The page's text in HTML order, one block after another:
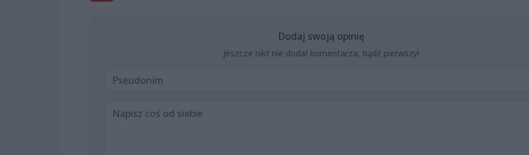
Dodaj swoją opinię
Jeszcze nikt nie dodał komentarza, bądź pierwszy!